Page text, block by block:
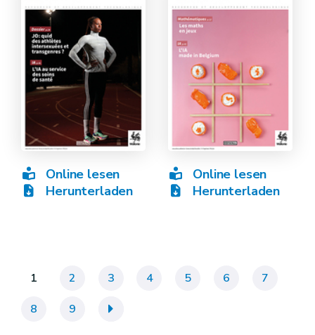
Online lesen
Herunterladen
Online lesen
Herunterladen
1 2 3 4 5 6
7
8
9 »